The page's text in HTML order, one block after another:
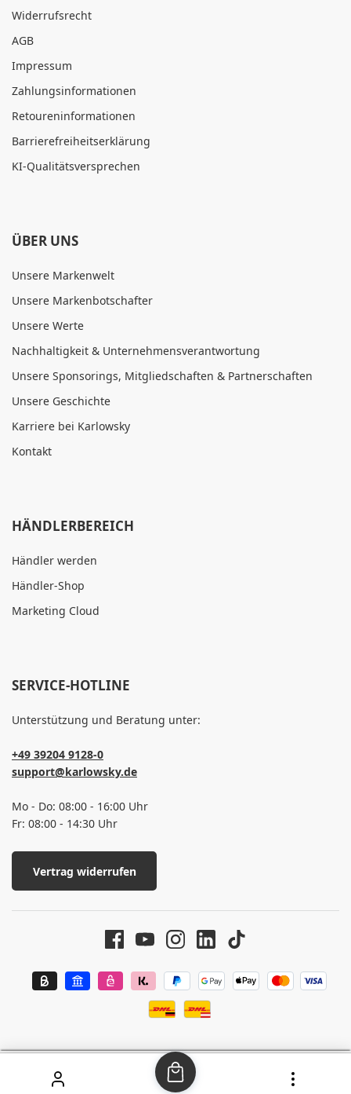
Widerrufsrecht
AGB
Impressum
Zahlungsinformationen
Retoureninformationen
Barrierefreiheitserklärung
KI-Qualitätsversprechen
ÜBER UNS
Unsere Markenwelt
Unsere Markenbotschafter
Unsere Werte
Nachhaltigkeit & Unternehmensverantwortung
Unsere Sponsorings, Mitgliedschaften & Partnerschaften
Unsere Geschichte
Karriere bei Karlowsky
Kontakt
HÄNDLERBEREICH
Händler werden
Händler-Shop
Marketing Cloud
SERVICE-HOTLINE
Unterstützung und Beratung unter:
+49 39204 9128-0
support@karlowsky.de
Mo - Do: 08:00 - 16:00 Uhr
Fr: 08:00 - 14:30 Uhr
Vertrag widerrufen
© 2026 Karlowsky Fashion GmbH - Alle Rechte vorbehalten
Bewertungen bei: google.com, shopvote.de ⓘ
Informationen zur Echtheit der Bewertungen